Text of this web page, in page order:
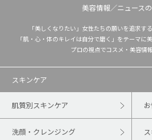
美容情報／ニュース
「美しくなりたい」女性たちの願いを追求す
「肌・心・体のキレイは自分で磨く」をテーマに
プロの視点でコスメ・美容情
スキンケア
肌質別スキンケア
洗顔・クレンジング